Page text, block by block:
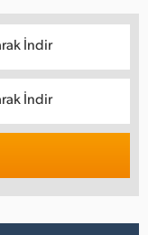
İndir
İndir